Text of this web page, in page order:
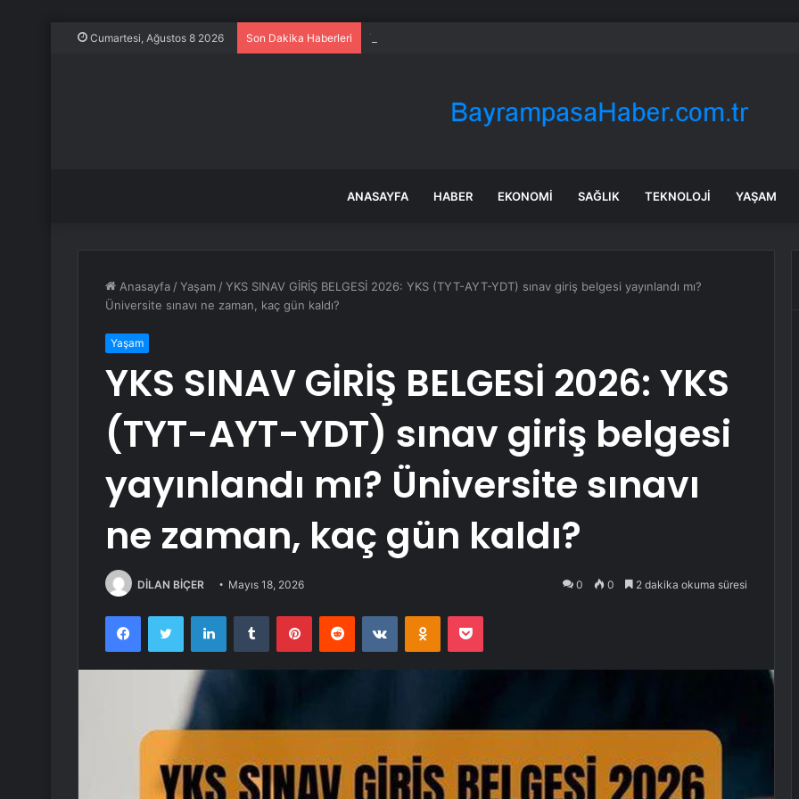
Cumartesi, Ağustos 8 2026 Son Dakika Haberleri Trump: Şi ve Putin İran’a silah satmayacaklarını söyledi
ANASAYFA HABER EKONOMI SAĞLIK TEKNOLOJI YAŞAM
Anasayfa /Yaşam /YKS SINAV GİRİŞ BELGESİ 2026: YKS (TYT-AYT-YDT) sınav giriş belgesi yayınlandı mı?
Üniversite sınavı ne zaman, kaç gün kaldı?
Yaşam
YKS SINAV GİRİŞ BELGESİ 2026: YKS
(TYT-AYT-YDT) sınav giriş belgesi
yayınlandı mı? Üniversite sınavı
ne zaman, kaç gün kaldı?
DİLAN BİÇER Mayıs 18, 2026 0 0 2 dakika okuma süresi
FacebookTwitter LinkedInTumblr PinterestReddit VKontakteOdnoklassniki
Pocket